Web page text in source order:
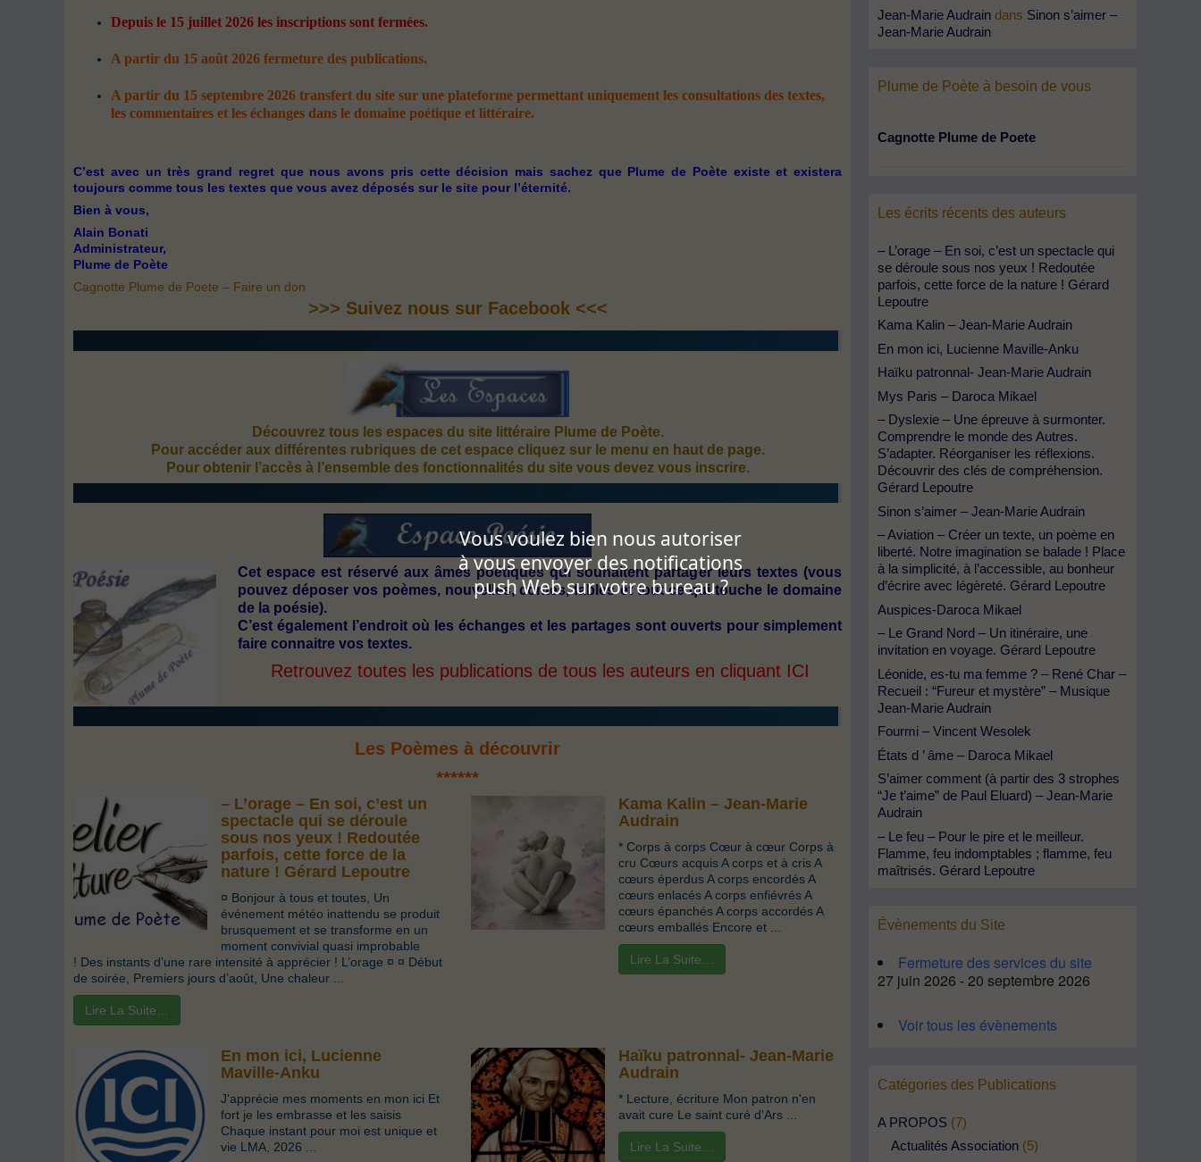
Vous voulez bien nous autoriser
à vous envoyer des notifications
push Web sur votre bureau ?
Depuis le 15 juillet 2026 les inscriptions sont fermées.
A partir du 15 août 2026 fermeture des publications.
A partir du 15 septembre 2026 transfert du site sur une plateforme permettant uniquement les consultations des textes,
les commentaires et les échanges dans le domaine poétique et littéraire.
C’est avec un très grand regret que nous avons pris cette décision mais sachez que Plume de Poète existe et existera
toujours comme tous les textes que vous avez déposés sur le site pour l’éternité.
Bien à vous,
Alain Bonati
Administrateur,
Plume de Poète
Cagnotte Plume de Poete – Faire un don
>>> Suivez nous sur Facebook <<<
Découvrez tous les espaces du site littéraire Plume de Poète.
Pour accéder aux différentes rubriques de cet espace cliquez sur le menu en haut de page.
Pour obtenir l’accès à l’ensemble des fonctionnalités du site vous devez vous inscrire.
Cet espace est réservé aux âmes poétiques qui souhaitent partager leurs textes (vous
pouvez déposer vos poèmes, nouvelles, contes, fables et tout ce qui touche le domaine
de la poésie).
C’est également l’endroit où les échanges et les partages sont ouverts pour simplement
faire connaitre vos textes.
Retrouvez toutes les publications de tous les auteurs en cliquant ICI
Les Poèmes à découvrir
******
– L’orage – En soi, c’est un
spectacle qui se déroule
sous nos yeux ! Redoutée
parfois, cette force de la
nature ! Gérard Lepoutre
¤ Bonjour à tous et toutes, Un
événement météo inattendu se produit
brusquement et se transforme en un
moment convivial quasi improbable
! Des instants d’une rare intensité à apprécier ! L’orage ¤ ¤ Début
de soirée, Premiers jours d’août, Une chaleur ...
Lire La Suite…
Kama Kalin – Jean-Marie
Audrain
* Corps à corps Cœur à cœur Corps à
cru Cœurs acquis A corps et à cris A
cœurs éperdus A corps encordés A
cœurs enlacés A corps enfiévrés A
cœurs épanchés A corps accordés A
cœurs emballés Encore et ...
Lire La Suite…
En mon ici, Lucienne
Maville-Anku
J'apprécie mes moments en mon ici Et
fort je les embrasse et les saisis
Chaque instant pour moi est unique et
vie LMA, 2026 ...
Haïku patronnal- Jean-Marie
Audrain
* Lecture, écriture Mon patron n'en
avait cure Le saint curé d'Ars ...
Lire La Suite…
Jean-Marie Audrain dans Sinon s’aimer –
Jean-Marie Audrain
Plume de Poète à besoin de vous
Cagnotte Plume de Poete
Les écrits récents des auteurs
– L’orage – En soi, c’est un spectacle qui
se déroule sous nos yeux ! Redoutée
parfois, cette force de la nature ! Gérard
Lepoutre
Kama Kalin – Jean-Marie Audrain
En mon ici, Lucienne Maville-Anku
Haïku patronnal- Jean-Marie Audrain
Mys Paris – Daroca Mikael
– Dyslexie – Une épreuve à surmonter.
Comprendre le monde des Autres.
S’adapter. Réorganiser les réflexions.
Découvrir des clés de compréhension.
Gérard Lepoutre
Sinon s’aimer – Jean-Marie Audrain
– Aviation – Créer un texte, un poème en
liberté. Notre imagination se balade ! Place
à la simplicité, à l’accessible, au bonheur
d’écrire avec légèreté. Gérard Lepoutre
Auspices-Daroca Mikael
– Le Grand Nord – Un itinéraire, une
invitation en voyage. Gérard Lepoutre
Léonide, es-tu ma femme ? – René Char –
Recueil : “Fureur et mystère” – Musique
Jean-Marie Audrain
Fourmi – Vincent Wesolek
États d ’ âme – Daroca Mikael
S’aimer comment (à partir des 3 strophes
“Je t’aime” de Paul Eluard) – Jean-Marie
Audrain
– Le feu – Pour le pire et le meilleur.
Flamme, feu indomptables ; flamme, feu
maîtrisés. Gérard Lepoutre
Évènements du Site
Fermeture des services du site
27 juin 2026 - 20 septembre 2026
Voir tous les évènements
Catégories des Publications
A PROPOS (7)
Actualités Association (5)